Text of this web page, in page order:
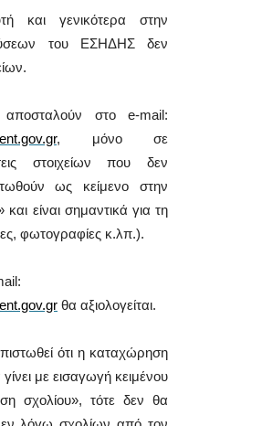
και γενικότερα στην
του ΕΣΗΔΗΣ δεν
στο e-mail:
, μόνο σε
στοιχείων που δεν
ως κείμενο στην
είναι σημαντικά για τη
φωτογραφίες κ.λπ.).
θα αξιολογείται.
ότι η καταχώρηση
με εισαγωγή κειμένου
σχολίου», τότε δεν θα